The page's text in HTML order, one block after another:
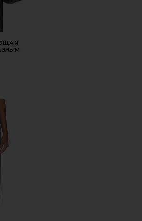
ХЛОПКОВЫЕ ДОМАШНИЕ БРЮКИ